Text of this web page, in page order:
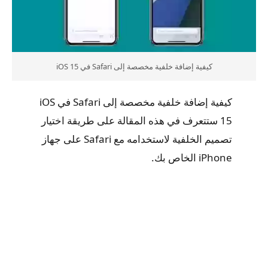
كيفية إضافة خلفية مخصصة إلى Safari في iOS 15
كيفية إضافة خلفية مخصصة إلى Safari في iOS
15 ستتعرف في هذه المقالة على طريقة اختيار
تصميم الخلفية لاستخدامه مع Safari على جهاز
iPhone الخاص بك.